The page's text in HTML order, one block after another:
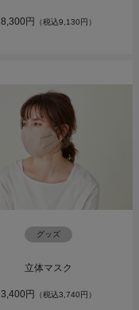
8,300円 （税込9,130円）
グッズ
立体マスク
3,400円 （税込3,740円）